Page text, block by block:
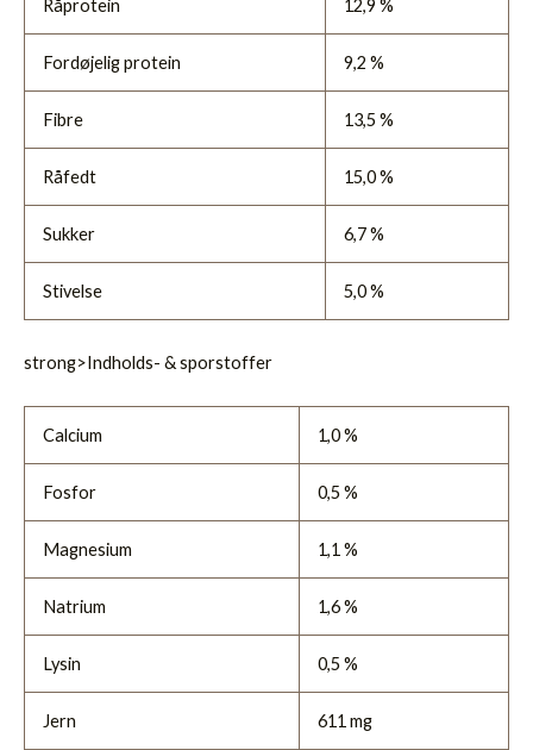
Råprotein 12,9 %
Fordøjelig protein 9,2 %
Fibre 13,5 %
Råfedt 15,0 %
Sukker 6,7 %
Stivelse 5,0 %
strong>Indholds- & sporstoffer
Calcium 1,0 %
Fosfor 0,5 %
Magnesium 1,1 %
Natrium 1,6 %
Lysin 0,5 %
Jern 611 mg